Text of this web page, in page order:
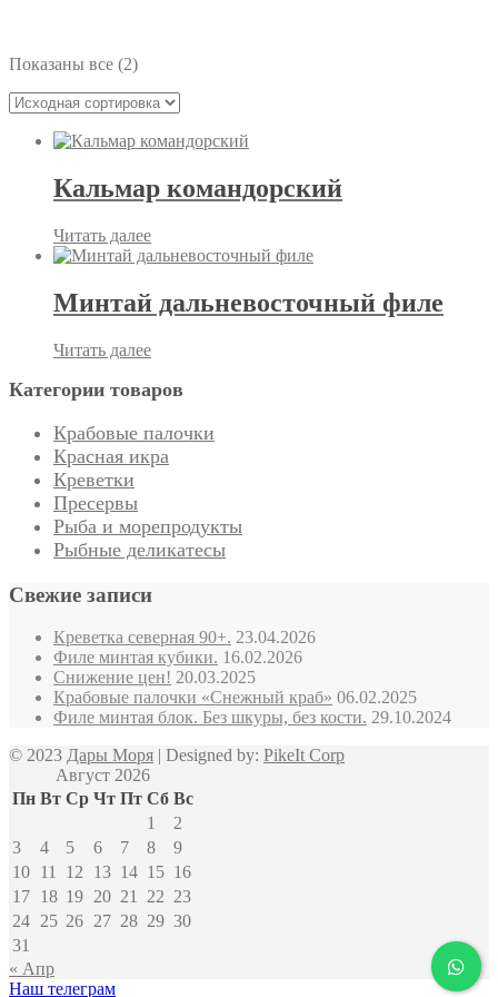
Показаны все (2)
Кальмар командорский
Читать далее
Минтай дальневосточный филе
Читать далее
Категории товаров
Крабовые палочки
Красная икра
Креветки
Пресервы
Рыба и морепродукты
Рыбные деликатесы
Свежие записи
Креветка северная 90+. 23.04.2026
Филе минтая кубики. 16.02.2026
Снижение цен! 20.03.2025
Крабовые палочки «Снежный краб» 06.02.2025
Филе минтая блок. Без шкуры, без кости. 29.10.2024
© 2023 Дары Моря | Designed by: PikeIt Corp
Август 2026
Пн Вт Ср Чт Пт Сб Вс
1
2
3
4 5 6 7 8
9
10 11 12 13 14 15 16
17 18 19 20 21 22 23
24 25 26 27 28 29 30
31
« Апр
Наш телеграм